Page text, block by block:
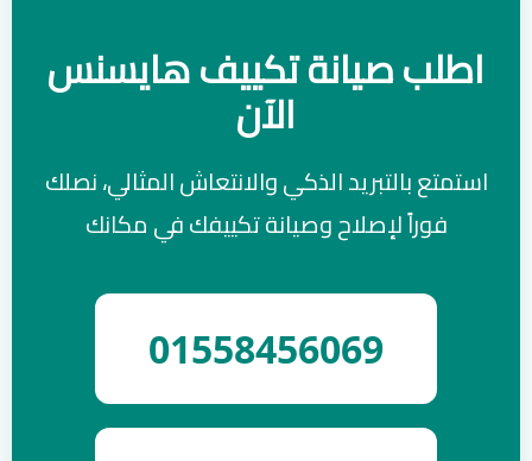
اطلب صيانة تكييف هايسنس
الآن
استمتع بالتبريد الذكي والانتعاش المثالي، نصلك
فوراً لإصلاح وصيانة تكييفك في مكانك
01558456069